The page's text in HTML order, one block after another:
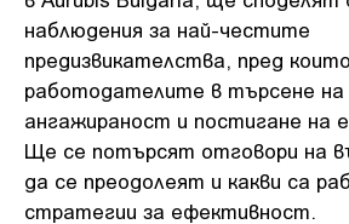
наблюдения за най-честите
предизвикателства, пред
работодателите в търсене на
ангажираност и постигане на
Ще се потърсят отговори на
да се преодолеят и какви са
стратегии за ефективност.